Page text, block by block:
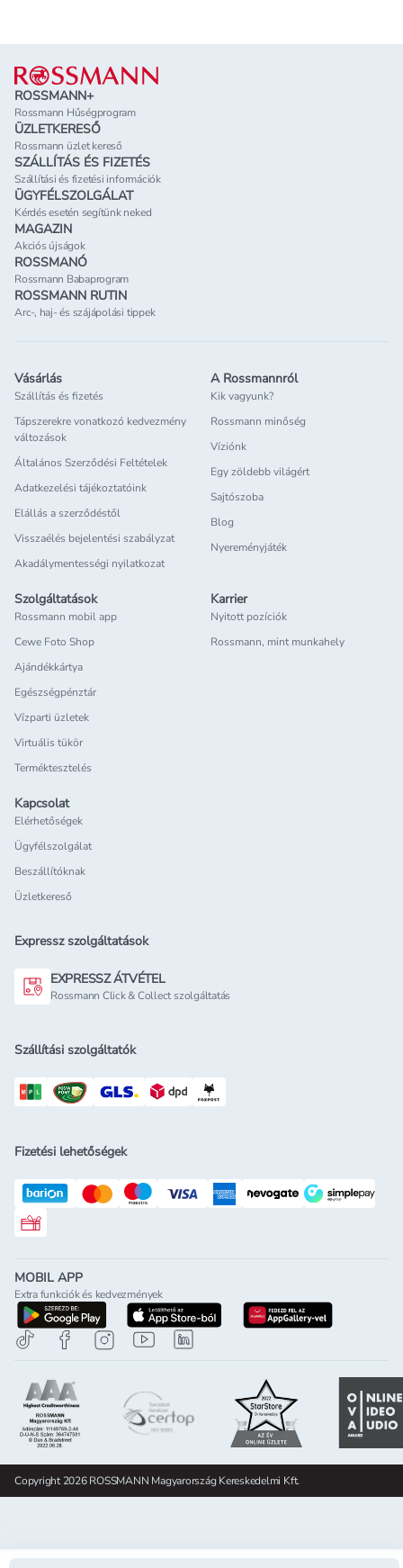
Lábléc
ROSSMANN+
Rossmann Hűségprogram
ÜZLETKERESŐ
Rossmann üzlet kereső
SZÁLLÍTÁS ÉS FIZETÉS
Szállítási és fizetési információk
ÜGYFÉLSZOLGÁLAT
Kérdés esetén segítünk neked
MAGAZIN
Akciós újságok
ROSSMANÓ
Rossmann Babaprogram
ROSSMANN RUTIN
Arc-, haj- és szájápolási tippek
Vásárlás
Szállítás és fizetés
Tápszerekre vonatkozó kedvezmény
változások
Általános Szerződési Feltételek
Adatkezelési tájékoztatóink
Elállás a szerződéstől
Visszaélés bejelentési szabályzat
Akadálymentességi nyilatkozat
A Rossmannról
Kik vagyunk?
Rossmann minőség
Víziónk
Egy zöldebb világért
Sajtószoba
Blog
Nyereményjáték
Szolgáltatások
Rossmann mobil app
Cewe Foto Shop
Ajándékkártya
Egészségpénztár
Vízparti üzletek
Virtuális tükör
Terméktesztelés
Karrier
Nyitott pozíciók
Rossmann, mint munkahely
Kapcsolat
Elérhetőségek
Ügyfélszolgálat
Beszállítóknak
Üzletkereső
Expressz szolgáltatások
EXPRESSZ ÁTVÉTEL
Rossmann Click & Collect szolgáltatás
Szállítási szolgáltatók
Fizetési lehetőségek
Rossmann ajándékkártya
MOBIL APP
Extra funkciók és kedvezmények
letöltés a google-play-rölletöltés az app-store-ból
letöltés
Copyright 2026 ROSSMANN Magyarország Kereskedelmi Kft.